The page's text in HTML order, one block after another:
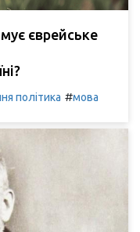
єврейське
політика #мова